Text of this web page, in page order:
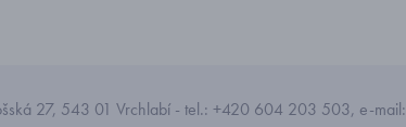
27, 543 01 Vrchlabí - tel.: +420 604 203 503, e-mail: